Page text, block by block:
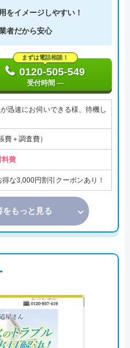
をイメージしやすい！
者だから安心
まずは電話相談！
0120-505-549
受付時間 ―
迅速にお伺いできる様、待機し
費＋調査費）
料費
な3,000円割引クーポンあり！
をもっと見る